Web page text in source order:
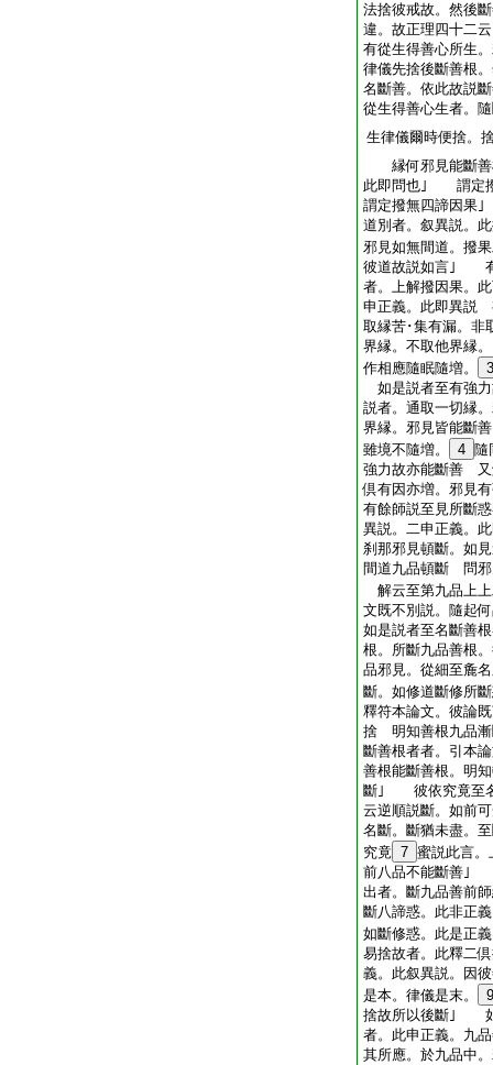
法捨彼戒故。然後
違。故正理四十二
有從生得善心所生
律儀先捨後斷善根
名斷善。依此故説
從生得善心生者。
生律儀爾時便捨。
縁何邪見能斷善
此即問也｣ 謂定撥
謂定撥無四諦因
道別者。叙異説。
邪見如無間道。撥
彼道故説如言｣ 有
者。上解撥因果。
申正義。此即異説
取縁苦･集有漏。非
界縁。不取他界縁
作相應隨眠隨増。
3
如是説者至有強
説者。通取一切縁
界縁。邪見皆能斷
雖境不隨増。
4 隨
強力故亦能斷善 又
倶有因亦増。邪見
有餘師説至見所斷
異説。二申正義。
刹那邪見頓斷。如
間道九品頓斷 問邪
解云至第九品上
文既不別説。隨起
如是説者至名斷善
根。所斷九品善根
品邪見。從細至麁
斷。如修道斷修所
釋符本論文。彼論
捨 明知善根九品
斷善根者者。引本
善根能斷善根。明
斷｣ 彼依究竟至名
云逆順説斷。如前
名斷。斷猶未盡。
究竟 7 蜜説此言。
前八品不能斷善｣
出者。斷九品善前
斷八諦惑。此非正
如斷修惑。此是
易捨故者。此釋二
義。此叙異説。因
是本。律儀是末。
9
捨故所以後斷｣ 如
者。此申正義。九
其所應。於九品中